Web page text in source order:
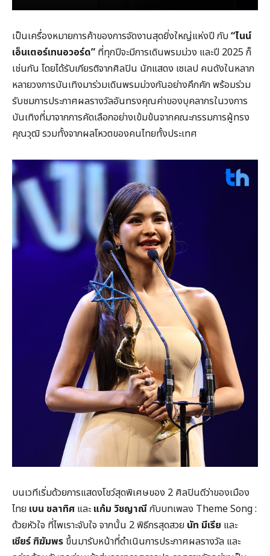
เป็นเครื่องหมายการค้าของการจัดงานสุดยิ่งใหญ่แห่งปี กับ“ไนน์
เอ็นเตอร์เทนอวอร์ด” ที่ทุกปีจะมีการเดินพรมม่วง และปี 2025 ก็
เช่นกัน โดยได้รับเกียรติจากศิลปิน นักแสดง เซเลป คนดังในหลาก
หลายวงการบันเทิงมาร่วมเดินพรมม่วงกันอย่างคึกคัก พร้อมร่วม
รับชมการประกาศผลรางวัลอันทรงคุณค่าของบุคลากรในวงการ
บันเทิงที่มาจากการคัดเลือกอย่างเข้มข้นจากคณะกรรมการผู้ทรง
คุณวุฒิ รวมทั้งจากผลโหวตของคนไทยทั้งประเทศ
​บนเวทีเริ่มด้วยการแสดงโชว์สุดพิเศษของ 2 ศิลปินดีว่าของเมือง
ไทย เบน ชลาทิศ และแก้ม วิชญาณีกับบทเพลง Theme Song :
ด้วยหัวใจ ที่ไพเราะจับใจ จากนั้น 2 พิธีกรสุดสวย นัท มีเรีย และ
เชียร์ ฑิฆัมพร ขึ้นมารับหน้าที่ดำเนินการประกาศผลรางวัล และ